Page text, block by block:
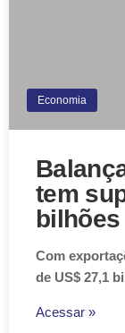
Economia
tem
bilhões
Com
de US$ 27,1
Acessar »